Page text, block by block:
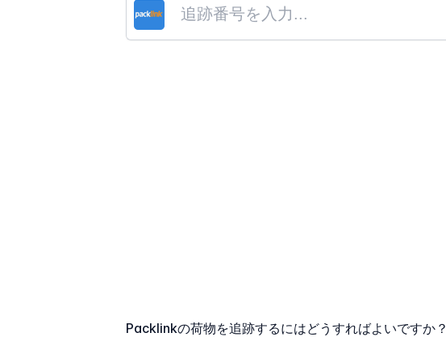
Packlinkの荷物を追跡するにはどうすればよいですか？